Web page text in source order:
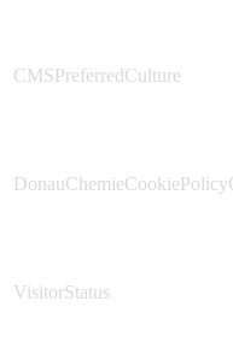
CMSPreferredCulture
VisitorStatus